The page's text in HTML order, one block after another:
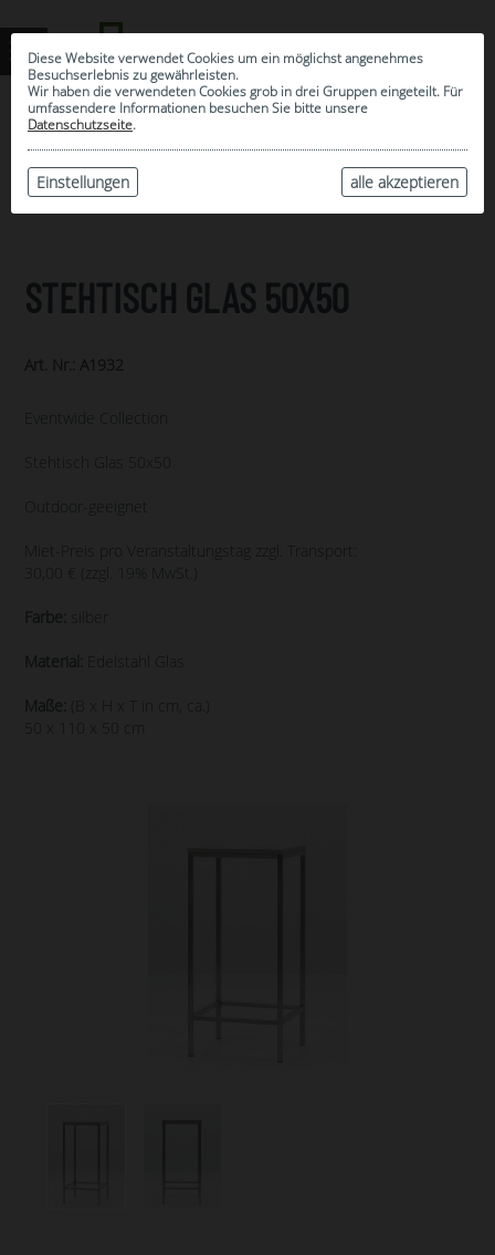
Diese Website verwendet Cookies um ein möglichst angenehmes
Besuchserlebnis zu gewährleisten.
Wir haben die verwendeten Cookies grob in drei Gruppen eingeteilt. Für
umfassendere Informationen besuchen Sie bitte unsere
Datenschutzseite.
alle akzeptieren
Einstellungen
ARCHIV
STEHTISCH GLAS 50X50
Art. Nr.: A1932
Eventwide Collection
Stehtisch Glas 50x50
Outdoor-geeignet
Miet-Preis pro Veranstaltungstag zzgl. Transport:
30,00 € (zzgl. 19% MwSt.)
Farbe:
Material: Edelstahl Glas
Maße:
(B x H x T in cm, ca.)